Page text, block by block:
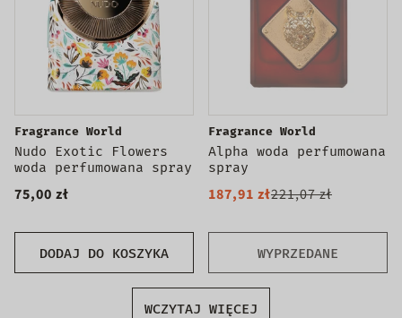
DODAJ DO KOSZYKA
Fragrance World
Nudo Exotic Flowers
woda perfumowana spray
75,00 zł
WYPRZEDANE
Fragrance World
Alpha woda perfumowana
spray
187,91 zł221,07 zł
WCZYTAJ WIĘCEJ